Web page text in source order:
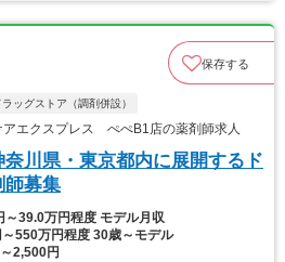
保存する
ラッグストア（調剤併設）
エクスプレス ぺぺB1店の薬剤師求人
川県・東京都内に展開するド
師募集
～39.0万円程度 モデル月収
～550万円程度 30歳～モデル
2,500円